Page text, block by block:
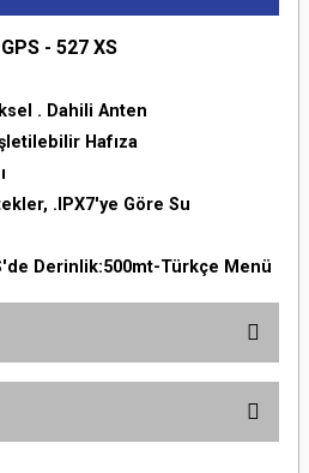
- 527 XS
. Dahili Anten
Hafıza
.IPX7'ye Göre Su
Derinlik:500mt-Türkçe Menü